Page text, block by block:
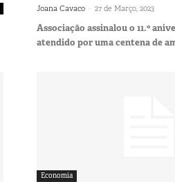
Joana Cavaco - 27 de Março, 2023
Associação assinalou o 11.º
atendido por uma centena de
Economia